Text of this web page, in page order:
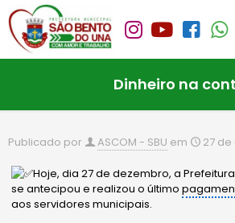
Dinheiro na
Publicado por ASCOM - SBU em 27
Hoje, dia 27 de dezembro, a
se antecipou e realizou o último
aos servidores municipais.